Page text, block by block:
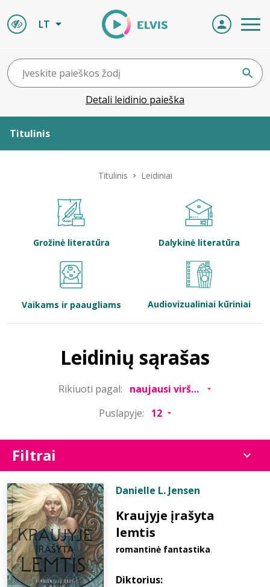
LT
Detali leidinio paieška
Titulinis
Bibliotekoms
Titulinis Leidiniai
Grožinė literatūra Dalykinė literatūra
Vaikams ir paaugliams Audiovizualiniai kūriniai
Leidinių sąrašas
Rikiuoti pagal:
Puslapyje:
Filtrai
Danielle L. Jensen
Kraujyje įrašyta
lemtis
romantinė fantastika
Diktorius: